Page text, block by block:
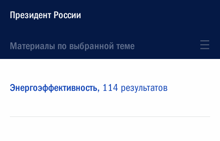
Президент России
Материалы по выбранной теме
Энергоэффективность, 114 результатов